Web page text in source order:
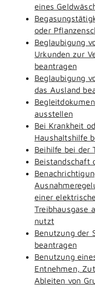
eines
oder
Beglaubigung
Urkunden zur
beantragen
Beglaubigung
das Ausland
ausstellen
Bei Krankheit
Haushaltshilfe
Beihilfe bei der
Beistandschaft
einer
Treibhausgase
nutzt
Benutzung der
beantragen
Benutzung
Entnehmen,
Ableiten von